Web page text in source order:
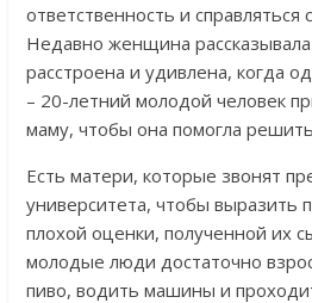
ответственность и справляться
Недавно женщина
расстроена и удивлена, когда
– 20-летний молодой человек
маму, чтобы она помогла
Есть матери, которые звонят
университета, чтобы выразить
плохой оценки, полученной их
молодые люди достаточно
пиво, водить машины и